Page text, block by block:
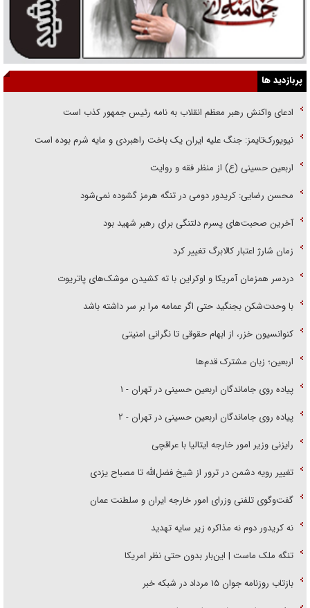
پربازدید ها
ادعای واکنش رهبر معظم انقلاب به نامه رئیس جمهور کذب است
نیویورک‌تایمز: جنگ علیه ایران یک باخت راهبردی و مایه شرم بوده است
اربعین حسینی (ع) از منظر فقه و روایت
محسن رضایی: کریدور دومی در تنگه هرمز گشوده نمی‌شود
آخرین صحبت‌های پسرم دلتنگی برای رهبر شهید بود
زمان شارژ اعتبار کالابرگ تغییر کرد
دردسر همزمان آمریکا و اوکراین با ته کشیدن موشک‌های پاتریوت
با وحدت‌شکن بجنگید حتی اگر عمامه مرا بر سر داشته باشد
کنوانسیون خزر، از ابهام حقوقی تا نگرانی امنیتی
اربعین؛ زبان مشترک قدم‌ها
پیاده روی جاماندگان اربعین حسینی در تهران - ۱
پیاده روی جاماندگان اربعین حسینی در تهران - ۲
رایزنی وزیر امور خارجه ایتالیا با عراقچی
تغییر رویه دشمن در ترور از شیخ فضل‌الله تا مصباح یزدی
گفت‌وگوی تلفنی وزرای امور خارجه ایران و سلطنت عمان
نه کریدور دوم نه مذاکره زیر سایه تهدید
تنگه ملک ماست | این‌بار بدون حتی نظر امریکا
بازتاب روزنامه جوان ۱۵ مرداد در شبکه خبر